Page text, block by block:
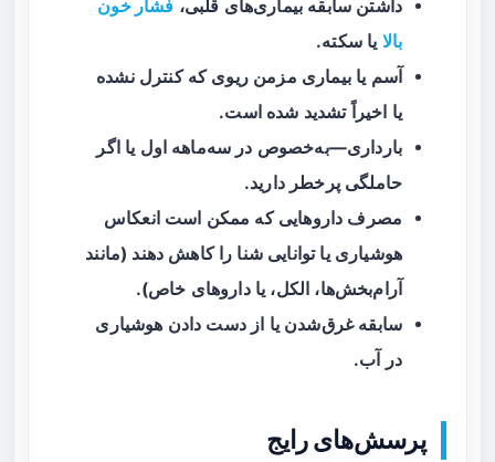
داشتن سابقه بیماری‌های قلبی، فشار خون
بالا یا سکته.
آسم یا بیماری مزمن ریوی که کنترل نشده
یا اخیراً تشدید شده است.
بارداری—به‌خصوص در سه‌ماهه اول یا اگر
حاملگی پرخطر دارید.
مصرف داروهایی که ممکن است انعکاس
هوشیاری یا توانایی شنا را کاهش دهند (مانند
آرام‌بخش‌ها، الکل، یا داروهای خاص).
سابقه غرق‌شدن یا از دست دادن هوشیاری
در آب.
پرسش‌های رایج